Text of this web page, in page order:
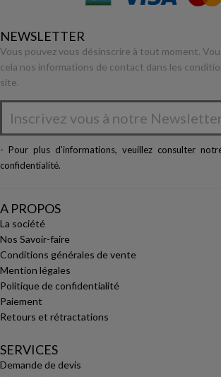
NEWSLETTER
Vous pouvez vous désinscrire à tout moment.
cela nos informations de contact dans les
site.
- Pour plus d'informations, veuillez consulter
confidentialité.
A PROPOS
La société
Nos Savoir-faire
Conditions générales de vente
Mention légales
Politique de confidentialité
Paiement
Retours et rétractations
SERVICES
Demande de devis